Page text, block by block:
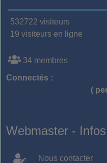
532722 visiteurs
19 visiteurs en ligne
34 membres
Connectés :
(
Webmaster - Infos
Nous contacter